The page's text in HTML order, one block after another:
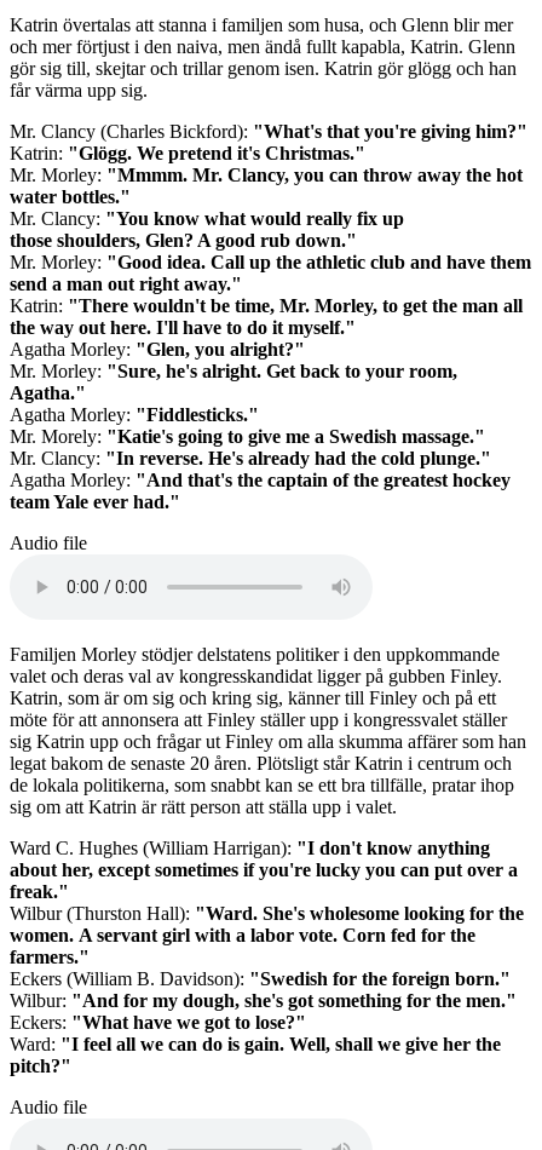
Katrin övertalas att stanna i familjen som husa, och Glenn blir mer
och mer förtjust i den naiva, men ändå fullt kapabla, Katrin. Glenn
gör sig till, skejtar och trillar genom isen. Katrin gör glögg och han
får värma upp sig.
Mr. Clancy (Charles Bickford): "What's that you're giving him?"
Katrin: "Glögg. We pretend it's Christmas."
Mr. Morley: "Mmmm. Mr. Clancy, you can throw away the hot
water bottles."
Mr. Clancy: "You know what would really fix up
those shoulders, Glen? A good rub down."
Mr. Morley: "Good idea. Call up the athletic club and have them
send a man out right away."
Katrin: "There wouldn't be time, Mr. Morley, to get the man all
the way out here. I'll have to do it myself."
Agatha Morley: "Glen, you alright?"
Mr. Morley: "Sure, he's alright. Get back to your room,
Agatha."
Agatha Morley: "Fiddlesticks."
Mr. Morely: "Katie's going to give me a Swedish massage."
Mr. Clancy: "In reverse. He's already had the cold plunge."
Agatha Morley: "And that's the captain of the greatest hockey
team Yale ever had."
Audio file
Familjen Morley stödjer delstatens politiker i den uppkommande
valet och deras val av kongresskandidat ligger på gubben Finley.
Katrin, som är om sig och kring sig, känner till Finley och på ett
möte för att annonsera att Finley ställer upp i kongressvalet ställer
sig Katrin upp och frågar ut Finley om alla skumma affärer som han
legat bakom de senaste 20 åren. Plötsligt står Katrin i centrum och
de lokala politikerna, som snabbt kan se ett bra tillfälle, pratar ihop
sig om att Katrin är rätt person att ställa upp i valet.
Ward C. Hughes (William Harrigan): "I don't know anything
about her, except sometimes if you're lucky you can put over a
freak."
Wilbur (Thurston Hall): "Ward. She's wholesome looking for the
women. A servant girl with a labor vote. Corn fed for the
farmers."
Eckers (William B. Davidson): "Swedish for the foreign born."
Wilbur: "And for my dough, she's got something for the men."
Eckers: "What have we got to lose?"
Ward: "I feel all we can do is gain. Well, shall we give her the
pitch?"
Audio file